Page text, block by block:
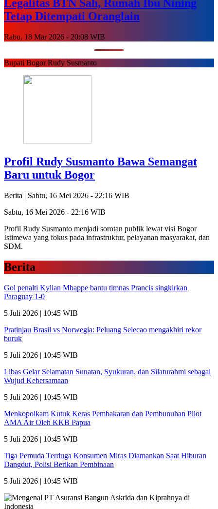
Legalitas BTN Sah, Rumah Ibu Nining
Tetap Ditempati Oranglain
Rabu, 18 Mar 2026 - 20:08 WIB
Bupati Bogor Rudy Susmanto
Profil Rudy Susmanto Bawa Semangat
Baru untuk Bogor
Berita | Sabtu, 16 Mei 2026 - 22:16 WIB
Sabtu, 16 Mei 2026 - 22:16 WIB
Profil Rudy Susmanto menjadi sorotan publik lewat visi Bogor
Istimewa yang fokus pada infrastruktur, pelayanan masyarakat, dan
SDM.
Berita
Gol penalti Kylian Mbappe bantu timnas Prancis singkirkan
Paraguay 1-0
5 Juli 2026 | 10:45 WIB
Pratinjau Brasil vs Norwegia: Peluang Selecao mengakhiri rekor
buruk
5 Juli 2026 | 10:45 WIB
Libas Gelar Selamatan Sunatan, Syukuran, dan Silaturahmi sebagai
Wujud Kebersamaan
5 Juli 2026 | 10:45 WIB
Menkopolkam Kutuk Keras Pembakaran dan Pembunuhan Pilot
AMA Air Oleh KKB Papua
5 Juli 2026 | 10:45 WIB
Tiga Pemuda Terduga Konsumen Miras Diamankan Saat Hiburan
Dangdut, Polisi Berikan Pembinaan
5 Juli 2026 | 10:45 WIB